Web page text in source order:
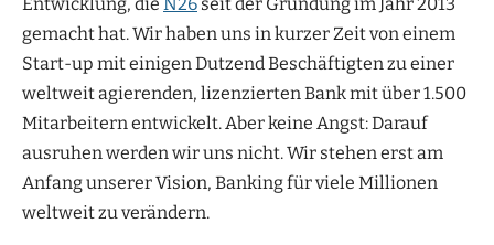
gemacht hat. Wir haben uns in kurzer Zeit von einem
Start-up mit einigen Dutzend Beschäftigten zu einer
weltweit agierenden, lizenzierten Bank mit über 1.500
Mitarbeitern entwickelt. Aber keine Angst: Darauf
ausruhen werden wir uns nicht. Wir stehen erst am
Anfang unserer Vision, Banking für viele Millionen
weltweit zu verändern.